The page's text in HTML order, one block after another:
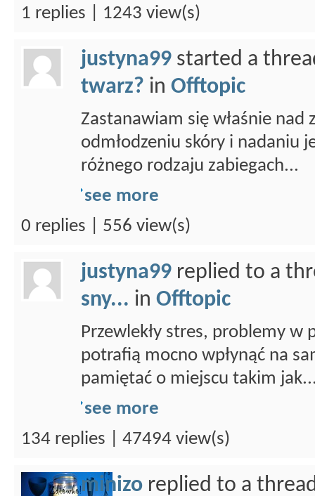
1 replies | 1243 view(s)
justyna99 started a
twarz? in Offtopic
Zastanawiam się właśnie
odmłodzeniu skóry i nadaniu
różnego rodzaju zabiegach...
see more
0 replies | 556 view(s)
justyna99 replied to a
sny... in Offtopic
Przewlekły stres, problemy w
potrafią mocno wpłynąć na
pamiętać o miejscu takim
see more
134 replies | 47494 view(s)
minizo replied to a